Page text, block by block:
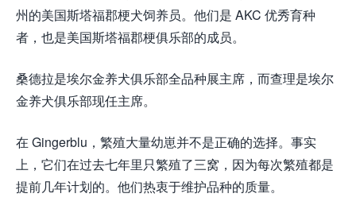
州的美国斯塔福郡梗犬饲养员。他们是 AKC 优秀育种
者，也是美国斯塔福郡梗俱乐部的成员。
桑德拉是埃尔金养犬俱乐部全品种展主席，而查理是埃尔
金养犬俱乐部现任主席。
在 Gingerblu，繁殖大量幼崽并不是正确的选择。事实
上，它们在过去七年里只繁殖了三窝，因为每次繁殖都是
提前几年计划的。他们热衷于维护品种的质量。